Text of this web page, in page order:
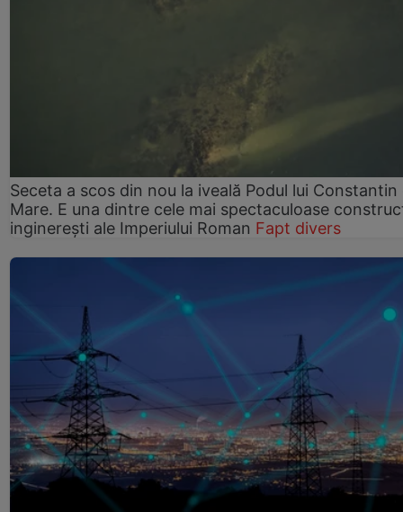
Seceta a scos din nou la iveală Podul lui Constantin
Mare. E una dintre cele mai spectaculoase
inginerești ale Imperiului Roman Fapt divers